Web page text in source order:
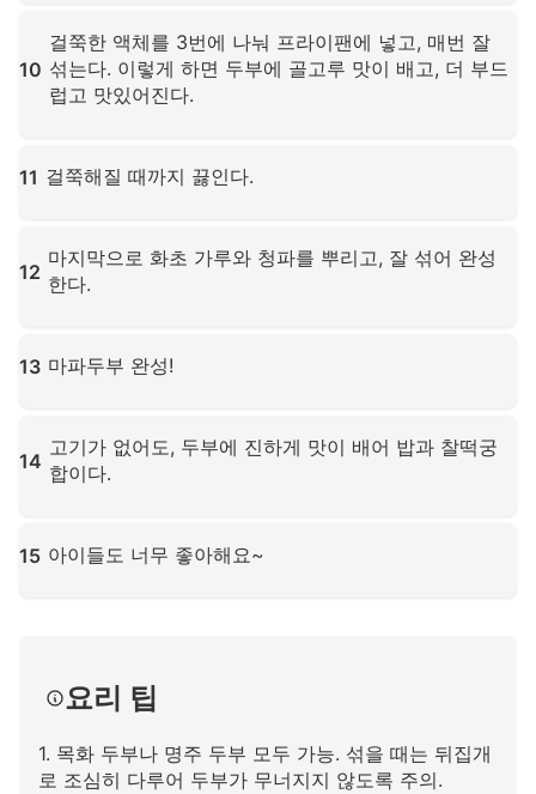
10
걸쭉한 액체를 3번에 나눠 프라이팬에 넣고, 매번 잘
섞는다. 이렇게 하면 두부에 골고루 맛이 배고, 더 부드
럽고 맛있어진다.
11 걸쭉해질 때까지 끓인다.
12
마지막으로 화초 가루와 청파를 뿌리고, 잘 섞어 완성
한다.
13 마파두부 완성!
14
고기가 없어도, 두부에 진하게 맛이 배어 밥과 찰떡궁
합이다.
15 아이들도 너무 좋아해요~
요리 팁
1. 목화 두부나 명주 두부 모두 가능. 섞을 때는 뒤집개
로 조심히 다루어 두부가 무너지지 않도록 주의.